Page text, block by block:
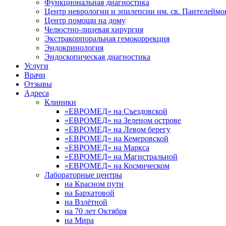
Функциональная диагностика
Центр неврологии и эпилепсии им. св.
Центр помощи на дому
Челюстно-лицевая хирургия
Экстракорпоральная гемокоррекция
Эндокринология
Эндоскопическая диагностика
Услуги
Врачи
Отзывы
Адреса
Клиники
«ЕВРОМЕД» на Съездовской
«ЕВРОМЕД» на Зеленом острове
«ЕВРОМЕД» на Левом берегу
«ЕВРОМЕД» на Кемеровской
«ЕВРОМЕД» на Маркса
«ЕВРОМЕД» на Магистральной
«ЕВРОМЕД» на Космическом
Лабораторные центры
на Красном пути
на Бархатовой
на Взлётной
на 70 лет Октября
на Мира